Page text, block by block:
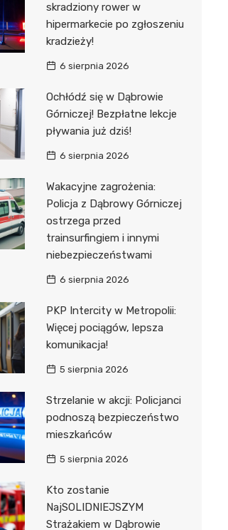
skradziony rower w
hipermarkecie po zgłoszeniu
kradzieży!
6 sierpnia 2026
Ochłódź się w Dąbrowie
Górniczej! Bezpłatne lekcje
pływania już dziś!
6 sierpnia 2026
Wakacyjne zagrożenia:
Policja z Dąbrowy Górniczej
ostrzega przed
trainsurfingiem i innymi
niebezpieczeństwami
6 sierpnia 2026
PKP Intercity w Metropolii:
Więcej pociągów, lepsza
komunikacja!
5 sierpnia 2026
Strzelanie w akcji: Policjanci
podnoszą bezpieczeństwo
mieszkańców
5 sierpnia 2026
Kto zostanie
NajSOLIDNIEJSZYM
Strażakiem w Dąbrowie